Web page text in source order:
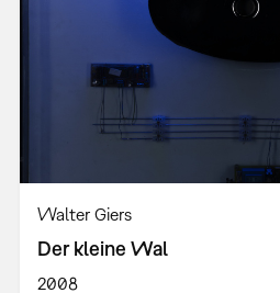
Walter Giers
Der kleine Wal
2008